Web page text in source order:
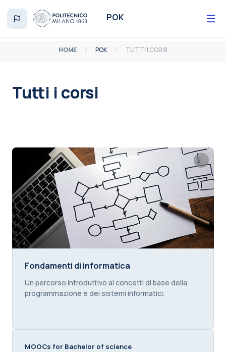
POK
HOME POK TUTTI I CORSI
Tutti i corsi
Fondamenti di informatica
Fondamenti di informatica
Course summary text:
Un percorso introduttivo ai concetti di base della
programmazione e dei sistemi informatici.
MOOCs for Bachelor of science